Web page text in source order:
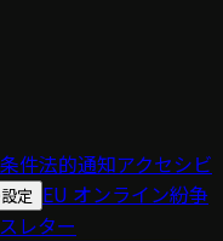
件法的通知アクセシビ
定 EU オンライン紛争
レター